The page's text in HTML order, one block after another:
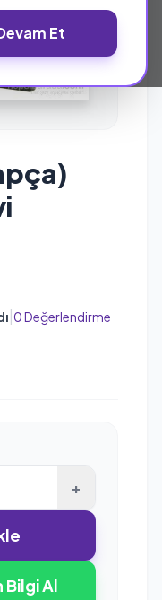
Et
0 Değerlendirme
+
Al